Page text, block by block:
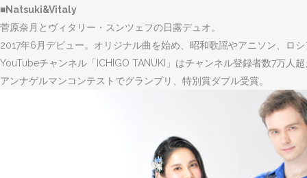
■Natsuki&Vitaly
菅原奈月とヴィタリー・スンツェフの日露デュオ。
2017年6月デビュー。オリジナル曲を始め、昭和歌謡やアニソン、ロ
YouTubeチャンネル「ICHIGO TANUKI」はチャンネル登録者数7万人
アンナゲルマンコンテストでグランプリ、特別賞ダブル受賞。